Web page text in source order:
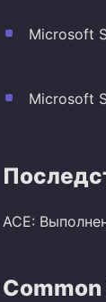
Microsoft
Microsoft
ACE: